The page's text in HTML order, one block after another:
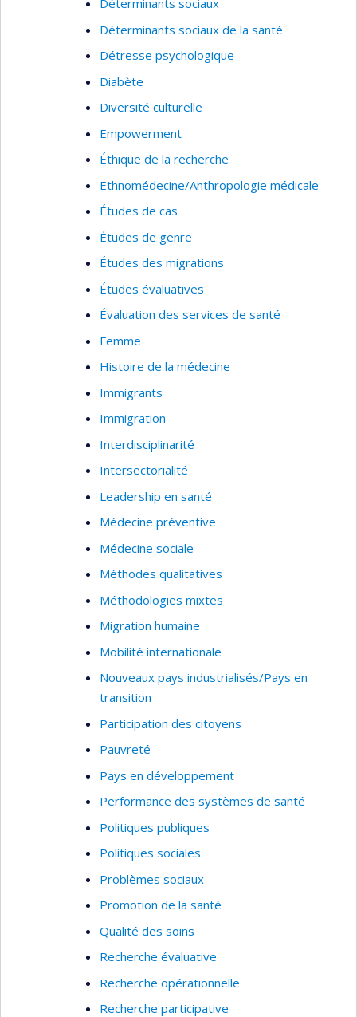
Déterminants sociaux
Déterminants sociaux de la santé
Détresse psychologique
Diabète
Diversité culturelle
Empowerment
Éthique de la recherche
Ethnomédecine/Anthropologie médicale
Études de cas
Études de genre
Études des migrations
Études évaluatives
Évaluation des services de santé
Femme
Histoire de la médecine
Immigrants
Immigration
Interdisciplinarité
Intersectorialité
Leadership en santé
Médecine préventive
Médecine sociale
Méthodes qualitatives
Méthodologies mixtes
Migration humaine
Mobilité internationale
Nouveaux pays industrialisés/Pays en
transition
Participation des citoyens
Pauvreté
Pays en développement
Performance des systèmes de santé
Politiques publiques
Politiques sociales
Problèmes sociaux
Promotion de la santé
Qualité des soins
Recherche évaluative
Recherche opérationnelle
Recherche participative